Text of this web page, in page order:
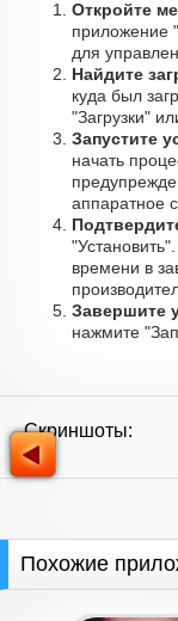
Откройте
приложение
для
Найдите
куда был
"Загрузки"
Запустите
начать
аппаратное
времени в
Завершите
нажмите
Скриншоты:
Похожие